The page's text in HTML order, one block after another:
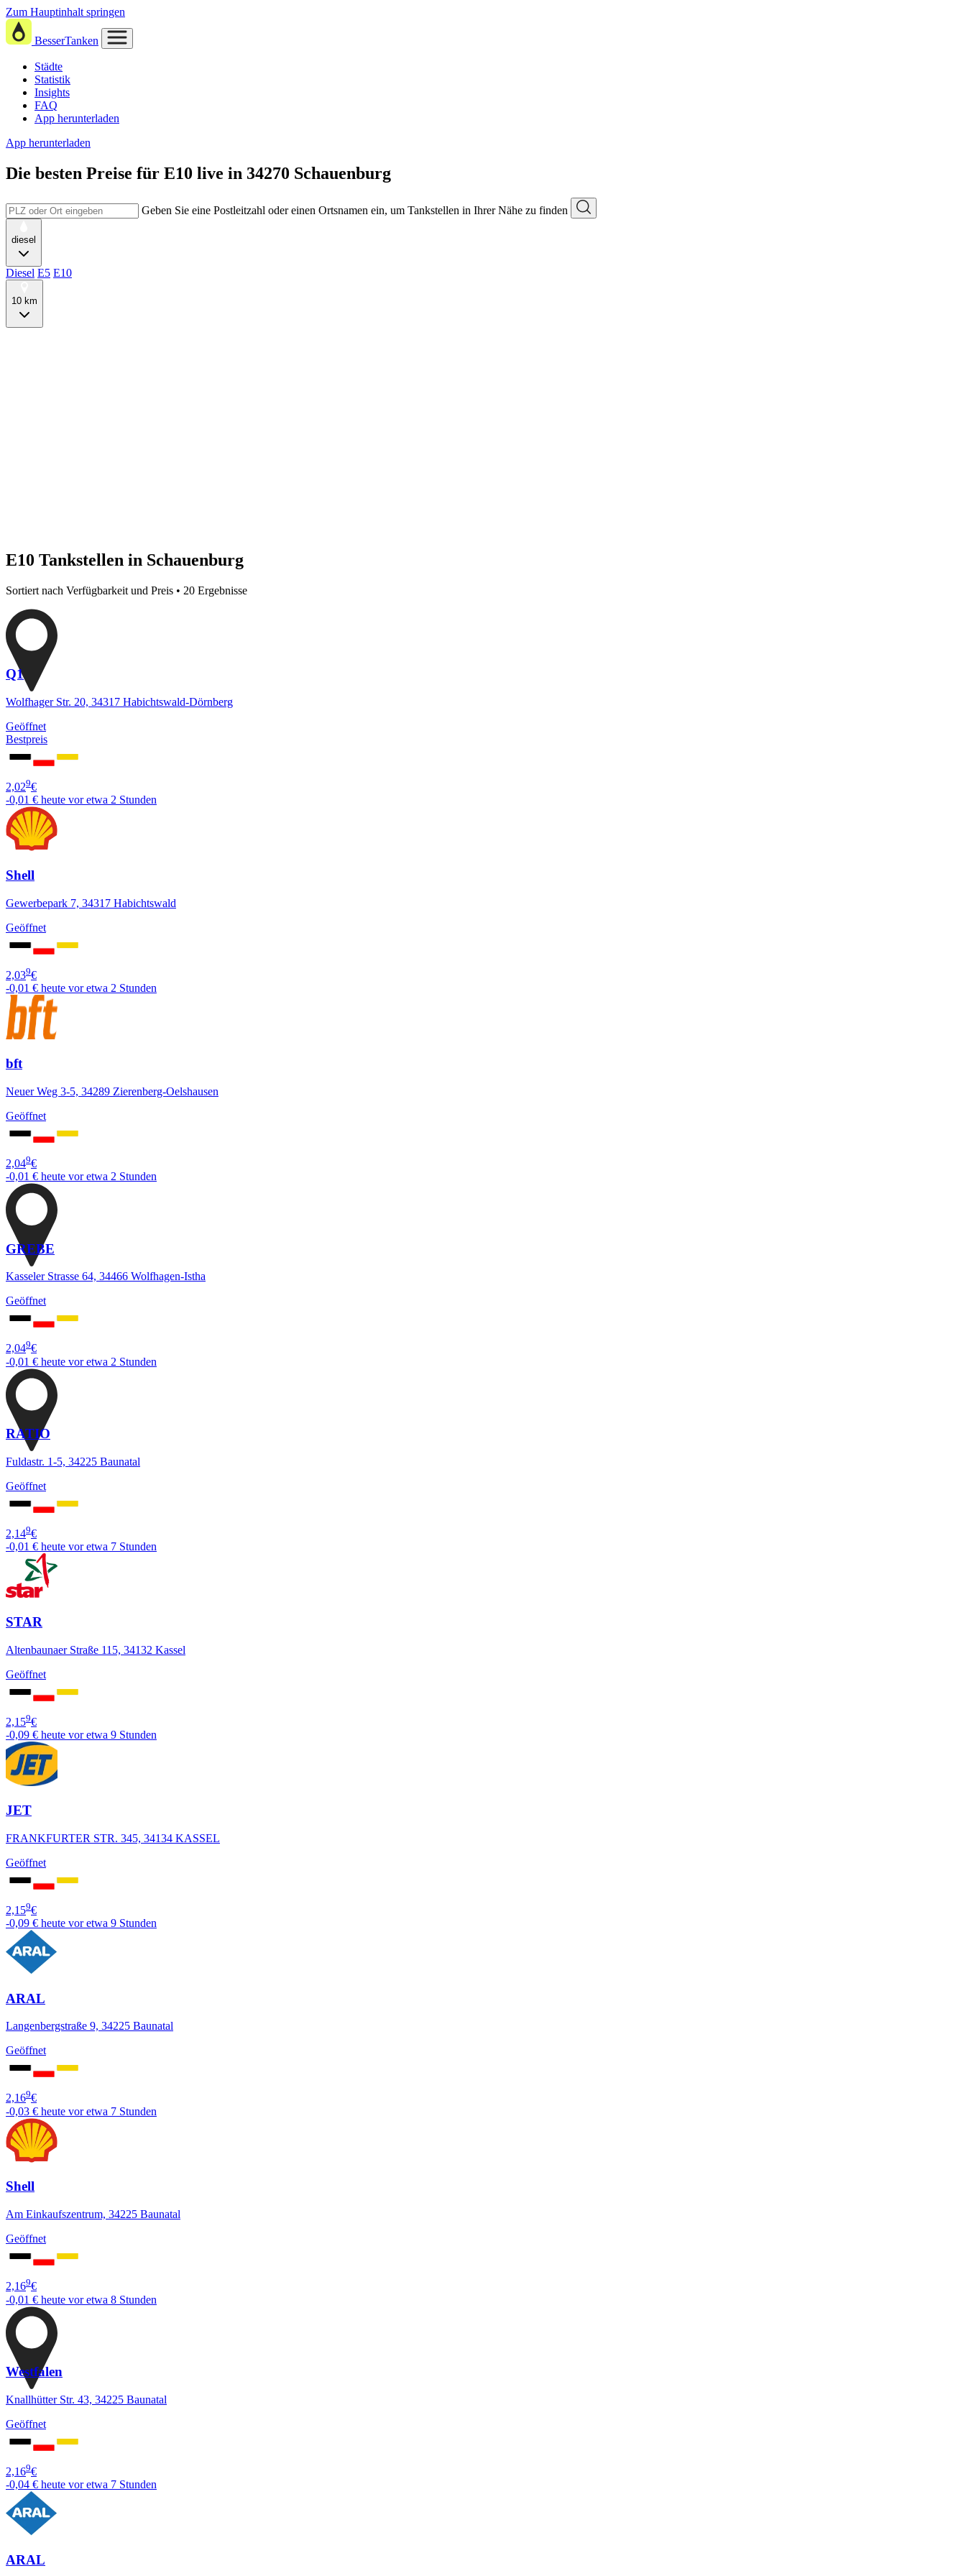
Zum Hauptinhalt springen
BesserTanken
Städte
Statistik
Insights
FAQ
App herunterladen
App herunterladen
Die besten Preise für E10 live in 34270 Schauenburg
Geben Sie eine Postleitzahl oder einen Ortsnamen ein, um Tankstellen in Ihrer Nähe zu finden
diesel
Diesel E5 E10
10 km
E10 Tankstellen in Schauenburg
Sortiert nach Verfügbarkeit und Preis • 20 Ergebnisse
Q1
Wolfhager Str. 20, 34317 Habichtswald-Dörnberg
Geöffnet
Bestpreis
2,029€
-0,01 € heute vor etwa 2 Stunden
Shell
Gewerbepark 7, 34317 Habichtswald
Geöffnet
2,039€
-0,01 € heute vor etwa 2 Stunden
bft
Neuer Weg 3-5, 34289 Zierenberg-Oelshausen
Geöffnet
2,049€
-0,01 € heute vor etwa 2 Stunden
GREBE
Kasseler Strasse 64, 34466 Wolfhagen-Istha
Geöffnet
2,049€
-0,01 € heute vor etwa 2 Stunden
RATIO
Fuldastr. 1-5, 34225 Baunatal
Geöffnet
2,149€
-0,01 € heute vor etwa 7 Stunden
STAR
Altenbaunaer Straße 115, 34132 Kassel
Geöffnet
2,159€
-0,09 € heute vor etwa 9 Stunden
JET
FRANKFURTER STR. 345, 34134 KASSEL
Geöffnet
2,159€
-0,09 € heute vor etwa 9 Stunden
ARAL
Langenbergstraße 9, 34225 Baunatal
Geöffnet
2,169€
-0,03 € heute vor etwa 7 Stunden
Shell
Am Einkaufszentrum, 34225 Baunatal
Geöffnet
2,169€
-0,01 € heute vor etwa 8 Stunden
Westfalen
Knallhütter Str. 43, 34225 Baunatal
Geöffnet
2,169€
-0,04 € heute vor etwa 7 Stunden
ARAL